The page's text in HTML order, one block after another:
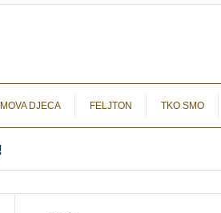
DJECA FELJTON TKO SMO